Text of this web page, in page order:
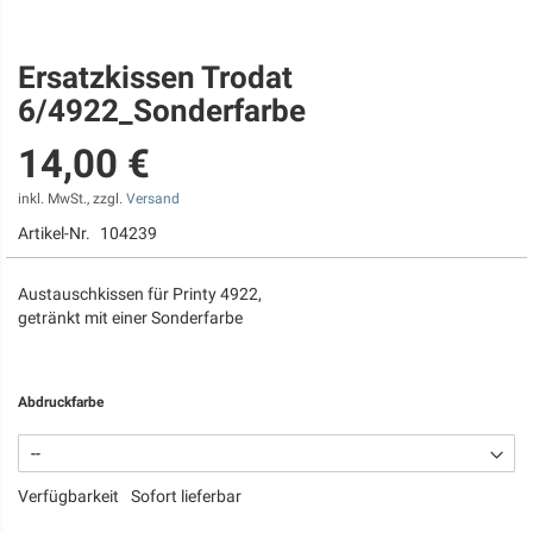
Zum
Anfang
der
springen
Ersatzkissen Trodat
6/4922_Sonderfarbe
14,00 €
inkl. MwSt., zzgl. Versand
Artikel-Nr. 104239
Austauschkissen für Printy 4922,
getränkt mit einer Sonderfarbe
Abdruckfarbe
Verfügbarkeit Sofort lieferbar